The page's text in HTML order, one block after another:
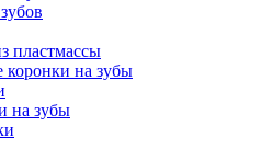
пластмассы
коронки на зубы
на зубы